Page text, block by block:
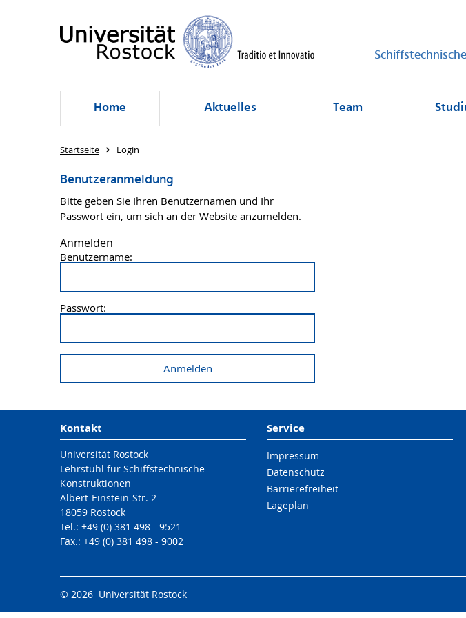
Home Aktuelles Team
Startseite Login
Benutzeranmeldung
Bitte geben Sie Ihren Benutzernamen und Ihr
Passwort ein, um sich an der Website anzumelden.
Anmelden
Benutzername:
Passwort:
Kontakt
Universität Rostock
Lehrstuhl für Schiffstechnische
Konstruktionen
Albert-Einstein-Str. 2
18059 Rostock
Tel.: +49 (0) 381 498 - 9521
Fax.: +49 (0) 381 498 - 9002
Service
Impressum
Datenschutz
Barrierefreiheit
Lageplan
© 2026 Universität Rostock